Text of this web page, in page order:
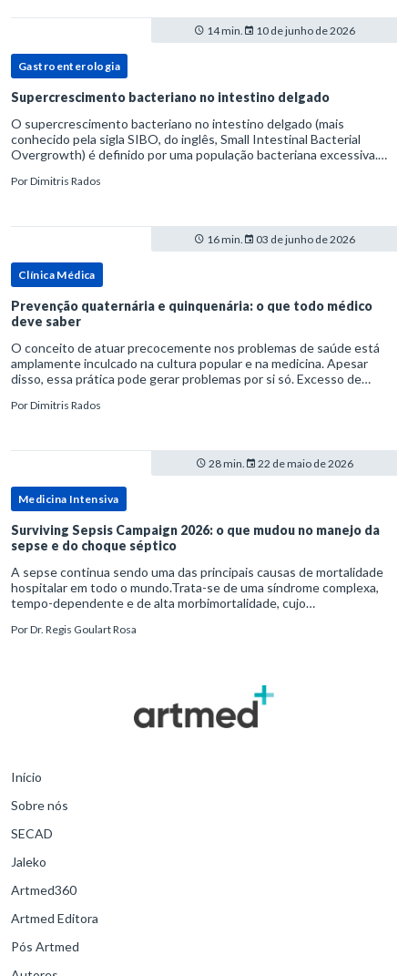
14 min. 10 de junho de 2026
Gastroenterologia
Supercrescimento bacteriano no intestino delgado
O supercrescimento bacteriano no intestino delgado (mais
conhecido pela sigla SIBO, do inglês, Small Intestinal Bacterial
Overgrowth) é definido por uma população bacteriana excessiva.
PorDimitris Rados
16 min. 03 de junho de 2026
Clínica Médica
Prevenção quaternária e quinquenária: o que todo médico
deve saber
O conceito de atuar precocemente nos problemas de saúde está
amplamente inculcado na cultura popular e na medicina. Apesar
disso, essa prática pode gerar problemas por si só. Excesso de
PorDimitris Rados
28 min. 22 de maio de 2026
Medicina Intensiva
Surviving Sepsis Campaign 2026: o que mudou no manejo da
sepse e do choque séptico
A sepse continua sendo uma das principais causas de mortalidade
hospitalar em todo o mundo.Trata-se de uma síndrome complexa,
tempo-dependente e de alta morbimortalidade, cujo
para o desfe
PorDr. Regis Goulart Rosa
Início
Sobre nós
SECAD
Jaleko
Artmed360
Artmed Editora
Pós Artmed